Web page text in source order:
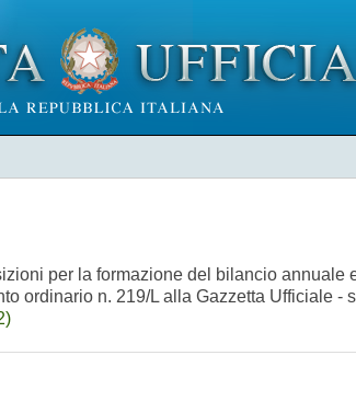
per la formazione del bilancio annuale
ordinario n. 219/L alla Gazzetta Ufficiale -